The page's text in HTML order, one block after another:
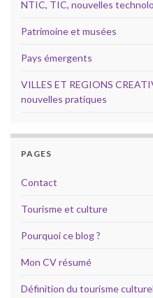
NTIC, TIC, nouvelles
Patrimoine et musées
Pays émergents
VILLES ET REGIONS
nouvelles pratiques
PAGES
Contact
Tourisme et culture
Pourquoi ce blog ?
Mon CV résumé
Définition du tourisme culturel